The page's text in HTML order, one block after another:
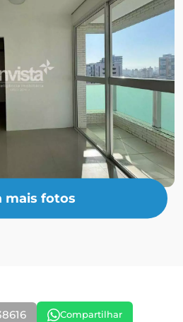
mais fotos
Compartilhar